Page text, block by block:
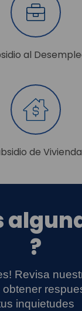
al
de Vivienda
?
Revisa
inquietudes